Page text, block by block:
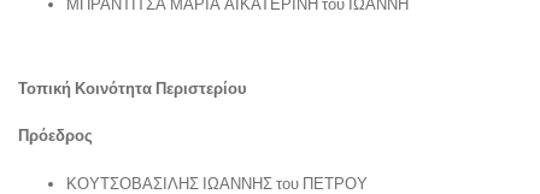
Τοπική Κοινότητα Περιστερίου
Πρόεδρος
ΚΟΥΤΣΟΒΑΣΙΛΗΣ ΙΩΑΝΝΗΣ του ΠΕΤΡΟΥ